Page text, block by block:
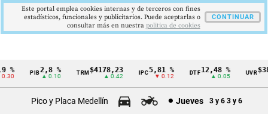
Cintillo
PIB2,8 %
▲ 0.10
TRM$4178,23
▲ 0.42
IPC5,81 %
▼ 0.12
DTF12,48 %
▲ 0.05
UVR
Pico y Placa Medellín Jueves 3 y 6 3 y 6
Este portal emplea cookies internas y de terceros con fines
estadísticos, funcionales y publicitarios. Puede aceptarlas o
consultar más en nuestra politica de cookies
CONTINUAR